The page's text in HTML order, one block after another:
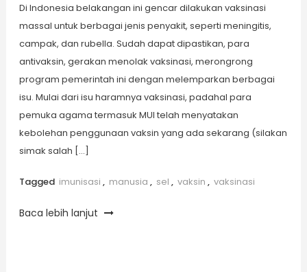
Di Indonesia belakangan ini gencar dilakukan vaksinasi
massal untuk berbagai jenis penyakit, seperti meningitis,
campak, dan rubella. Sudah dapat dipastikan, para
antivaksin, gerakan menolak vaksinasi, merongrong
program pemerintah ini dengan melemparkan berbagai
isu. Mulai dari isu haramnya vaksinasi, padahal para
pemuka agama termasuk MUI telah menyatakan
kebolehan penggunaan vaksin yang ada sekarang (silakan
simak salah […]
Tagged imunisasi , manusia , sel , vaksin , vaksinasi
Baca lebih lanjut